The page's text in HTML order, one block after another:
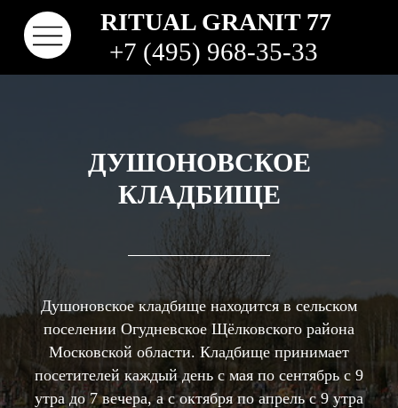
RITUAL GRANIT 77
РАБОТЫ
КЛАДБИЩА
КОНТАКТЫ
ВИДЫ ГРАНИТА
+7 (495) 968-35-33
ДУШОНОВСКОЕ
КЛАДБИЩЕ
Душоновское кладбище находится в сельском
поселении Огудневское Щёлковского района
Московской области. Кладбище принимает
посетителей каждый день с мая по сентябрь с 9
утра до 7 вечера, а с октября по апрель с 9 утра